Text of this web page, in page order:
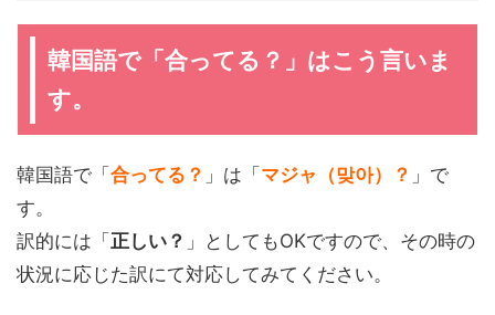
韓国語で「合ってる？」はこう言いま
す。
韓国語で「 合ってる？ 」は「 マジャ（맞아）？ 」で
す。
訳的には「 正しい？ 」としてもOKですので、その時の
状況に応じた訳にて対応してみてください。